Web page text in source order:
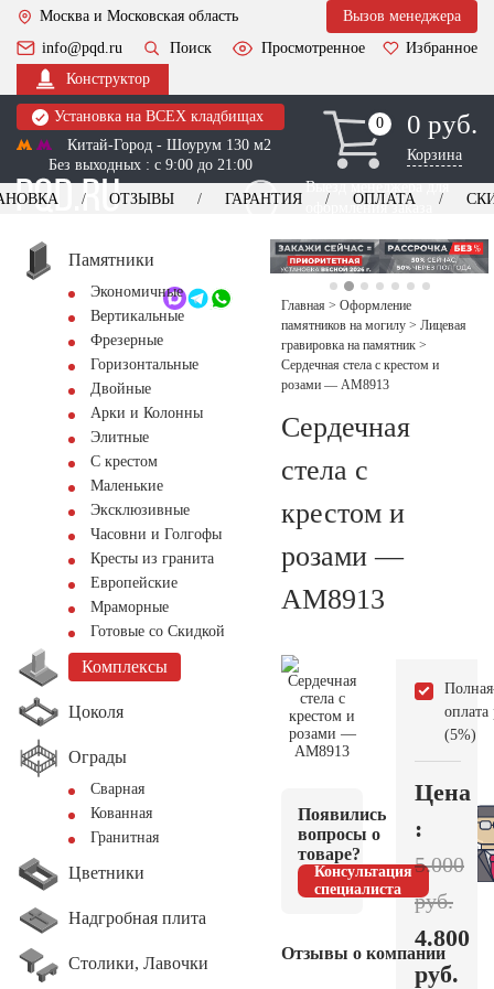
Москва и Московская область
Вызов менеджера
info@pqd.ru
Поиск Просмотренное
Избранное
Конструктор
Установка на ВСЕХ кладбищах
Китай-Город - Шоурум 130 м2
Без выходных : с 9:00 до 21:00
0
0 0 руб.
Корзина
Выезд менеджера для
оформления заказа
+7 (495) 518-44-23
Обратный звонок
ОТЗЫВЫ ГАРАНТИЯ ОПЛАТА
Памятники
Экономичные
Вертикальные
Фрезерные
Горизонтальные
Двойные
Арки и Колонны
Элитные
С крестом
Маленькие
Эксклюзивные
Часовни и Голгофы
Кресты из гранита
Европейские
Мраморные
Готовые со Скидкой
Комплексы
Цоколя
Ограды
Сварная
Кованная
Гранитная
Цветники
Надгробная плита
Столики, Лавочки
Главная > Оформление
памятников на могилу > Лицевая
гравировка на памятник >
Сердечная стела с крестом и
розами — AM8913
Сердечная
стела с
крестом и
розами —
AM8913
Появились
вопросы о
товаре?
Консультация
специалиста
Отзывы о компании
Полная
оплата
(5%)
Цена
:
5.000
руб.
4.800
руб.